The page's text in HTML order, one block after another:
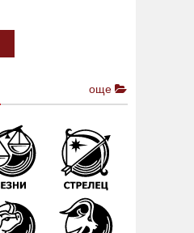
още